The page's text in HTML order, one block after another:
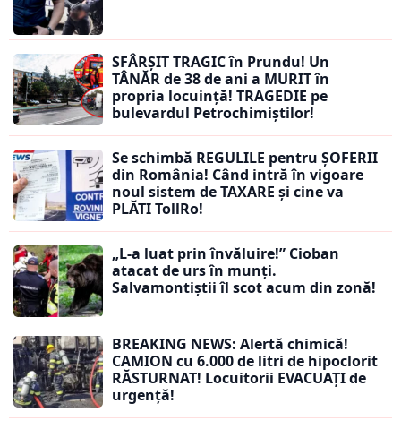
SFÂRȘIT TRAGIC în Prundu! Un
TÂNĂR de 38 de ani a MURIT în
propria locuință! TRAGEDIE pe
bulevardul Petrochimiștilor!
Se schimbă REGULILE pentru ȘOFERII
din România! Când intră în vigoare
noul sistem de TAXARE și cine va
PLĂTI TollRo!
„L-a luat prin învăluire!” Cioban
atacat de urs în munți.
Salvamontiștii îl scot acum din zonă!
BREAKING NEWS: Alertă chimică!
CAMION cu 6.000 de litri de hipoclorit
RĂSTURNAT! Locuitorii EVACUAȚI de
urgență!